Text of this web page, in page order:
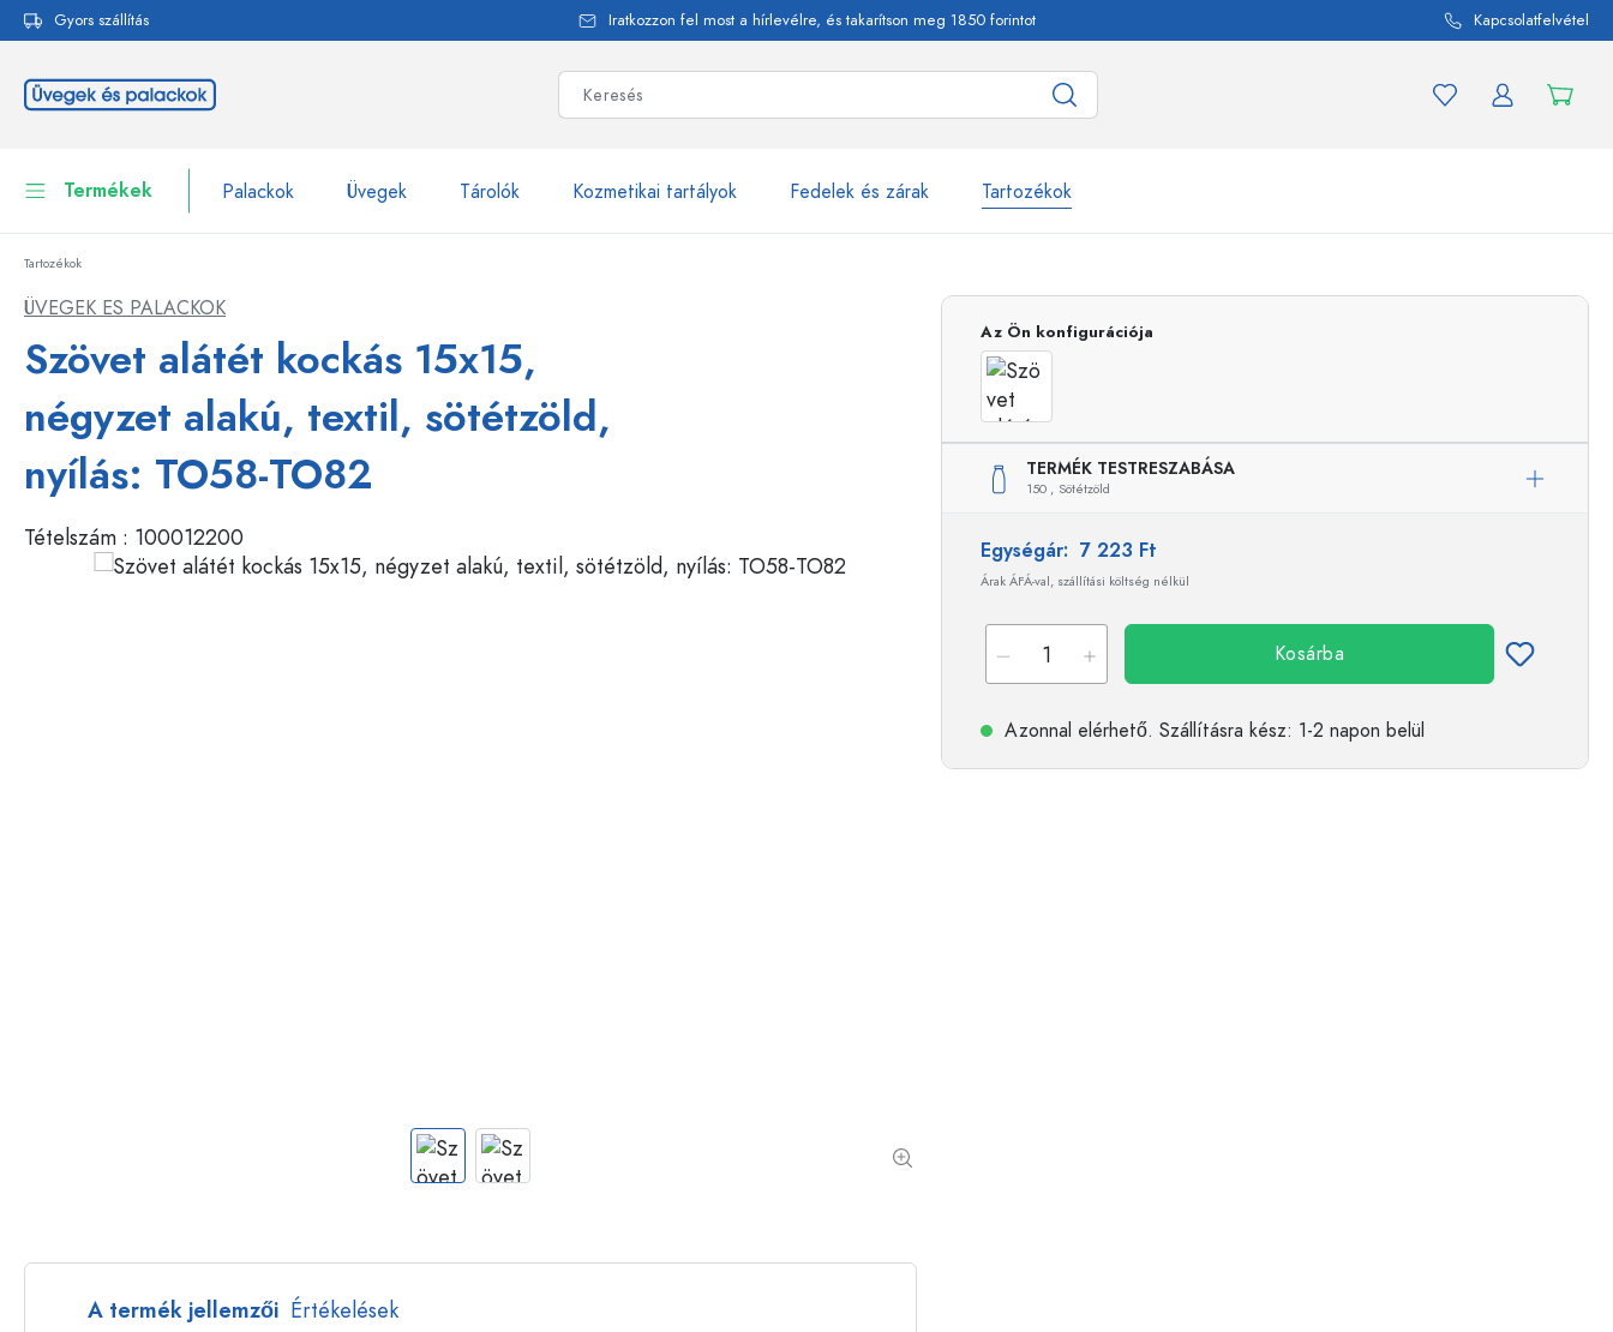
Ugrás a fő navigációhoz
Gyors szállítás Iratkozzon fel most a hírlevélre, és takarítson meg 1850 forintot Kapcsolatfelvétel
Termékek Palackok Üvegek Tárolók Kozmetikai tartályok Fedelek és zárak Tartozékok
Edények
Műanyag tartályok
Palackok márka szerint
WECK-palackok
Pipettás palackok
Airless adagolók
Összenyomható palackok
Befőzőpalackok
Motívummal ellátott palackok
Karácsonyi palackok
Dekoratív palackok
A befőttes üvegekhez
Tartozékok
ÜVEGEK ES PALACKOK
Szövet alátét kockás 15x15,
négyzet alakú, textil, sötétzöld,
nyílás: TO58-TO82
Tételszám : 100012200
Az Ön konfigurációja
TERMÉK TESTRESZABÁSA
150 , Sötétzöld
Egységár: 7 223 Ft
Árak ÁFÁ-val, szállítási költség nélkül
Kosárba
Azonnal elérhető. Szállításra kész: 1-2 napon belül
A termék jellemzői Értékelések